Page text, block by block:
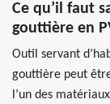
Ce qu’il faut
gouttière en
Outil servant
gouttière peut
l’un des